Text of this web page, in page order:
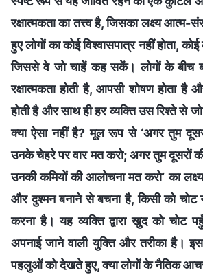
रक्षात्मकता का तत्त्व है, जिसका लक्ष्य आत्म-
हुए लोगों का कोई विश्वासपात्र नहीं होता, कोई
जिससे वे जो चाहें कह सकें। लोगों के बीच
रक्षात्मकता होती है, आपसी शोषण होता है
होती है और साथ ही हर व्यक्ति उस रिश्ते से
क्या ऐसा नहीं है? मूल रूप से ‘अगर तुम
उनके चेहरे पर वार मत करो; अगर तुम दूसरों
उनकी कमियों की आलोचना मत करो’ का
और दुश्मन बनाने से बचना है, किसी को चोट
करना है। यह व्यक्ति द्वारा खुद को चोट
अपनाई जाने वाली युक्ति और तरीका है।
पहलुओं को देखते हुए, क्या लोगों के नैतिक